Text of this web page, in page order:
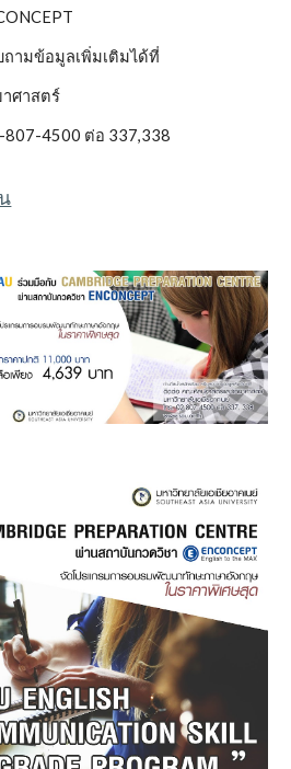
ามข้อมูลเพิ่มเติมได้ที่
ศาสตร์
807-4500 ต่อ 337,338